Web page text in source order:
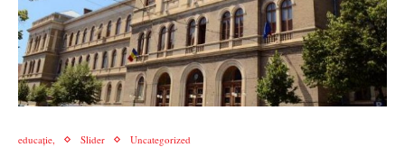
educație, Slider Uncategorized